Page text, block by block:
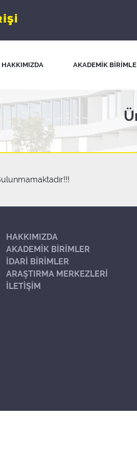
HAKKIMIZDA AKADEMİK
HAKKIMIZDA
AKADEMİK BİRİMLER
İDARİ BİRİMLER
ARAŞTIRMA MERKEZLERİ
İLETİŞİM